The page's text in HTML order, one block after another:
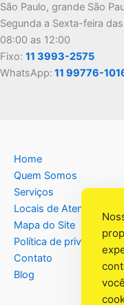
São Paulo, grande São
Segunda a Sexta-feira
08:00 as 12:00
Fixo: 11 3993-2575
WhatsApp: 11 99776-
Home
Quem Somos
Serviços
Locais de Atendimento
Mapa do Site
Política de privacidade
Contato
Blog